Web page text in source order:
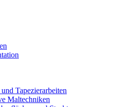
Tapezierarbeiten
Maltechniken